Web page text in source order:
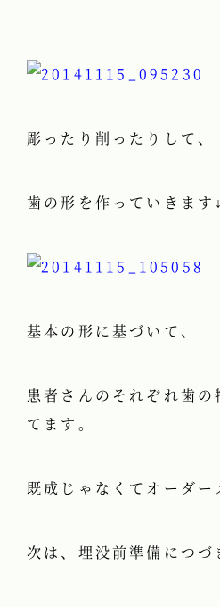
彫ったり削ったりして、
歯の形を作っていきます
基本の形に基づいて、
患者さんのそれぞれ歯の
てます。
既成じゃなくてオーダー
次は、埋没前準備につ